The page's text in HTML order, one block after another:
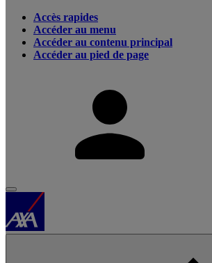
Accès rapides
Accéder au menu
Accéder au contenu principal
Accéder au pied de page